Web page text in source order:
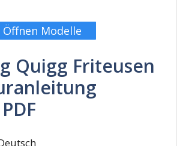
Öffnen Modelle
Quigg Friteusen